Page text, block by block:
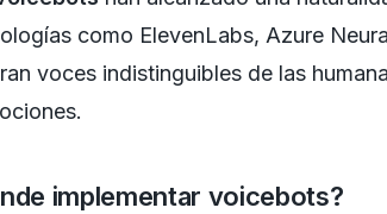
como ElevenLabs, Azure
voces indistinguibles de las
implementar voicebots?